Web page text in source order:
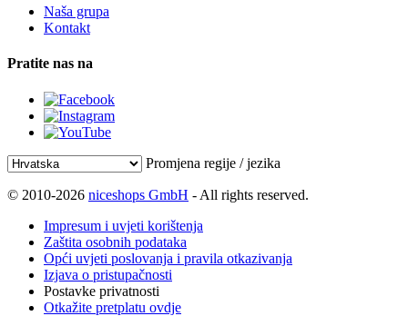
Naša grupa
Kontakt
Pratite nas na
Promjena regije / jezika
© 2010-2026 niceshops GmbH - All rights reserved.
Impresum i uvjeti korištenja
Zaštita osobnih podataka
Opći uvjeti poslovanja i pravila otkazivanja
Izjava o pristupačnosti
Postavke privatnosti
Otkažite pretplatu ovdje